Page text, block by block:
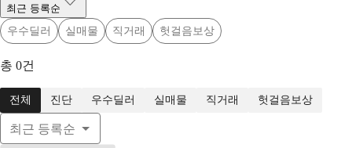
최근 등록순
우수딜러
실매물 직거래 헛걸음보상
총 0건
전체 진단 우수딜러 실매물 직거래 헛걸음보상
최근 등록순